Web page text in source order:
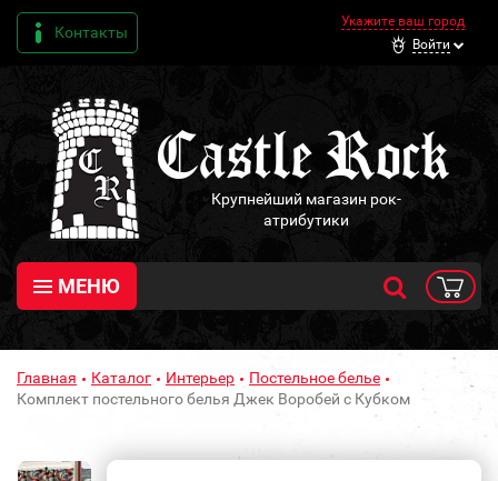
Контакты
Укажите ваш город
Войти
Крупнейший магазин рок-
атрибутики
МЕНЮ
Главная Каталог Интерьер
Постельное белье
Комплект постельного белья Джек Воробей с Кубком